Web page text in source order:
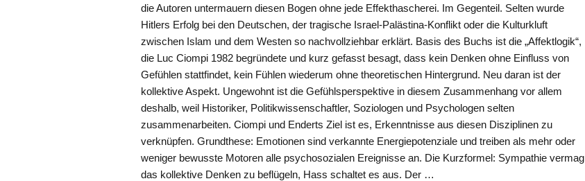
die Autoren untermauern diesen Bogen ohne jede Effekthascherei. Im Gegenteil. Selten wurde
Hitlers Erfolg bei den Deutschen, der tragische Israel-Palästina-Konflikt oder die Kulturkluft
zwischen Islam und dem Westen so nachvollziehbar erklärt. Basis des Buchs ist die „Affektlogik“,
die Luc Ciompi 1982 begründete und kurz gefasst besagt, dass kein Denken ohne Einfluss von
Gefühlen stattfindet, kein Fühlen wiederum ohne theoretischen Hintergrund. Neu daran ist der
kollektive Aspekt. Ungewohnt ist die Gefühlsperspektive in diesem Zusammenhang vor allem
deshalb, weil Historiker, Politikwissenschaftler, Soziologen und Psychologen selten
zusammenarbeiten. Ciompi und Enderts Ziel ist es, Erkenntnisse aus diesen Disziplinen zu
verknüpfen. Grundthese: Emotionen sind verkannte Energiepotenziale und treiben als mehr oder
weniger bewusste Motoren alle psychosozialen Ereignisse an. Die Kurzformel: Sympathie vermag
das kollektive Denken zu beflügeln, Hass schaltet es aus. Der …